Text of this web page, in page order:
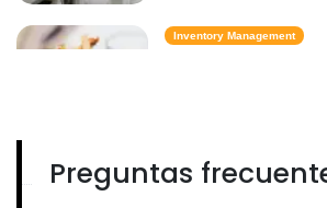
Inventory Management
Preguntas